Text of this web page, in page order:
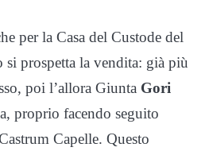
per la Casa del Custode del
prospetta la vendita: già più
poi l’allora Giunta Gori
proprio facendo seguito
Capelle. Questo